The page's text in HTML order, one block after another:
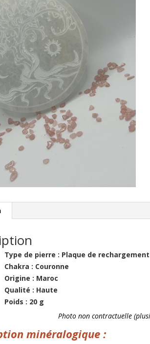
Type de pierre : Plaque de
Chakra : Couronne
Origine :
Qualité :
Poids : 20 g
Photo non contractuelle
minéralogique :